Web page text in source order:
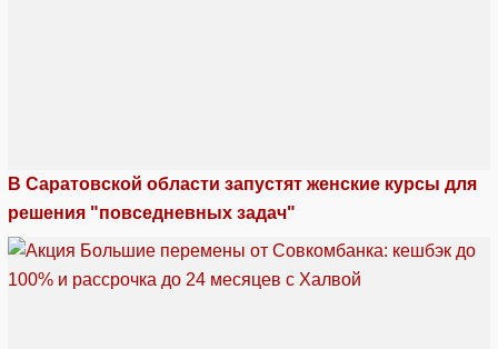
В Саратовской области запустят женские курсы для
решения "повседневных задач"